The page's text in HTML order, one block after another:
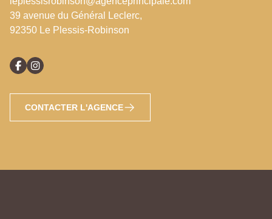
39 avenue du Général Leclerc,
92350 Le Plessis-Robinson
CONTACTER L'AGENCE